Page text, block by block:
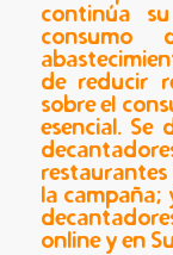
continúa
de reducir
sobre el
esencial.
restaurantes
la campaña;
online y en